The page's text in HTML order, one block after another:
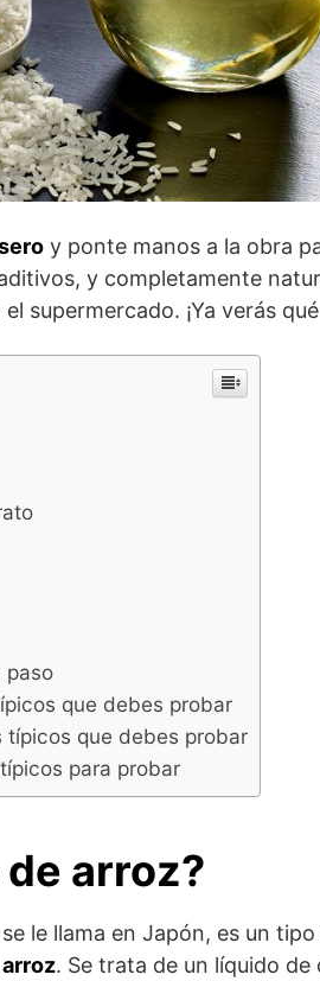
y ponte manos a la obra
y completamente
supermercado. ¡Ya verás
paso
que debes probar
típicos que debes probar
para probar
arroz?
le llama en Japón, es un
. Se trata de un líquido